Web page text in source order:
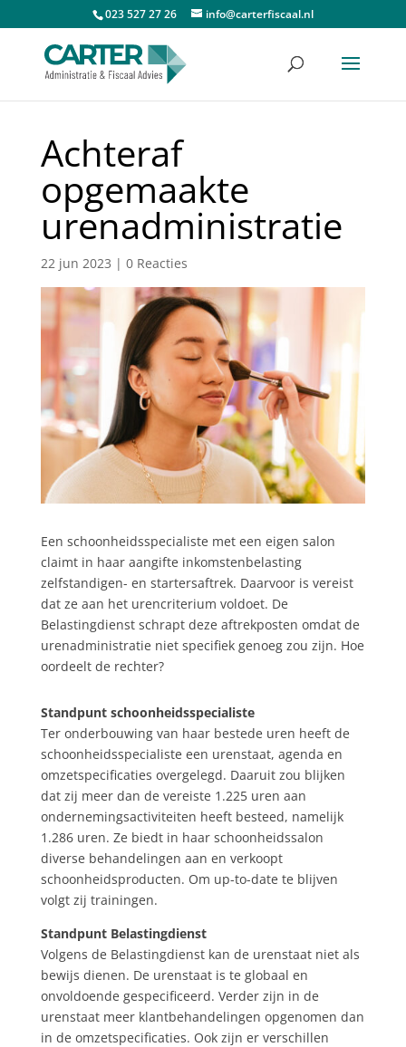
023 527 27 26 info@carterfiscaal.nl
Achteraf
opgemaakte
urenadministratie
22 jun 2023 | 0 Reacties
Een schoonheidsspecialiste met een eigen salon
claimt in haar aangifte inkomstenbelasting
zelfstandigen- en startersaftrek. Daarvoor is vereist
dat ze aan het urencriterium voldoet. De
Belastingdienst schrapt deze aftrekposten omdat de
urenadministratie niet specifiek genoeg zou zijn. Hoe
oordeelt de rechter?
Standpunt schoonheidsspecialiste
Ter onderbouwing van haar bestede uren heeft de
schoonheidsspecialiste een urenstaat, agenda en
omzetspecificaties overgelegd. Daaruit zou blijken
dat zij meer dan de vereiste 1.225 uren aan
ondernemingsactiviteiten heeft besteed, namelijk
1.286 uren. Ze biedt in haar schoonheidssalon
diverse behandelingen aan en verkoopt
schoonheidsproducten. Om up-to-date te blijven
volgt zij trainingen.
Standpunt Belastingdienst
Volgens de Belastingdienst kan de urenstaat niet als
bewijs dienen. De urenstaat is te globaal en
onvoldoende gespecificeerd. Verder zijn in de
urenstaat meer klantbehandelingen opgenomen dan
in de omzetspecificaties. Ook zijn er verschillen